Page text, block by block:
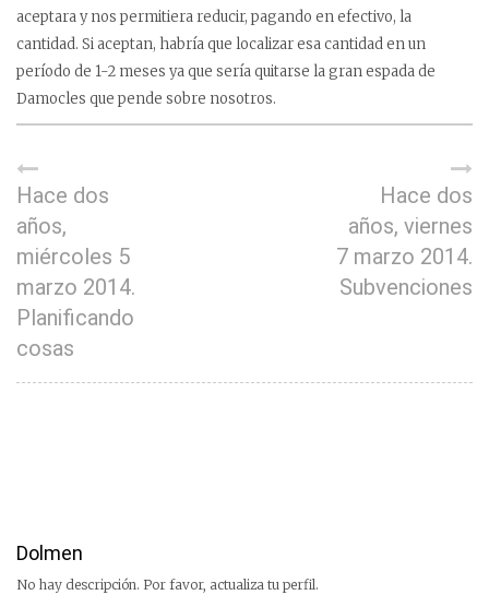
aceptara y nos permitiera reducir, pagando en efectivo, la
cantidad. Si aceptan, habría que localizar esa cantidad en un
período de 1-2 meses ya que sería quitarse la gran espada de
Damocles que pende sobre nosotros.
Hace dos
años,
miércoles 5
marzo 2014.
Planificando
cosas
Hace dos
años, viernes
7 marzo 2014.
Subvenciones
Dolmen
No hay descripción. Por favor, actualiza tu perfil.